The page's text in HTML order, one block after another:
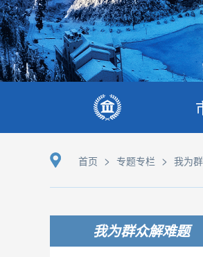
首页 > 专题专栏 > 我为
我为群众解难题